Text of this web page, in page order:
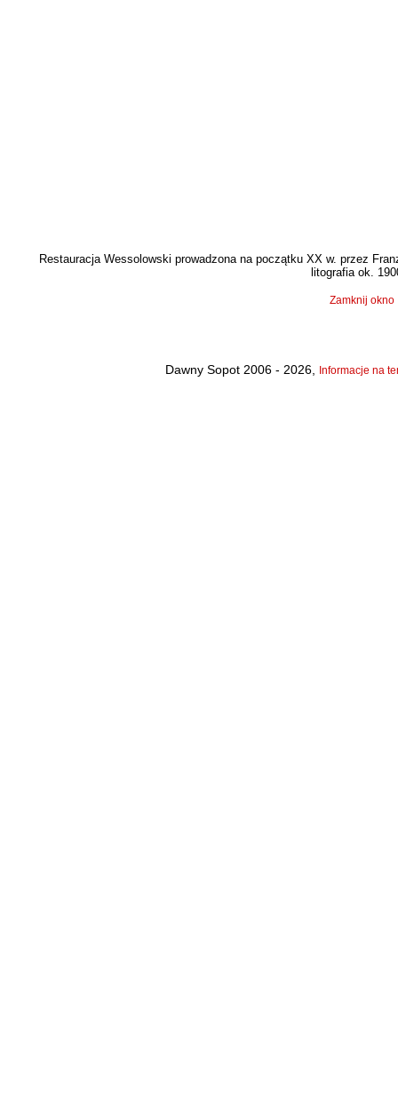
Restauracja Wessolowski prowadzona na początku XX w. przez
litografia ok.
Zamknij okno
Dawny Sopot 2006 - 2026, Informacje na